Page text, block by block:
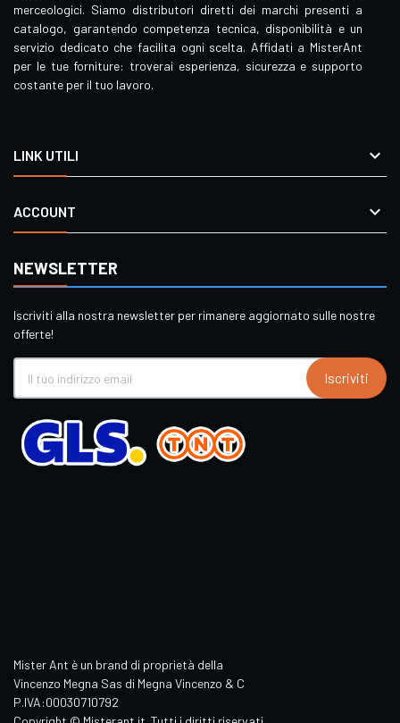
merceologici. Siamo distributori diretti dei marchi presenti a
catalogo, garantendo competenza tecnica, disponibilità e un
servizio dedicato che facilita ogni scelta. Affidati a MisterAnt
per le tue forniture: troverai esperienza, sicurezza e supporto
costante per il tuo lavoro.
LINK UTILI 
ACCOUNT 
NEWSLETTER
Iscriviti alla nostra newsletter per rimanere aggiornato sulle nostre
offerte!
Iscriviti
Mister Ant è un brand di proprietà della
Vincenzo Megna Sas di Megna Vincenzo & C
P.IVA:00030710792